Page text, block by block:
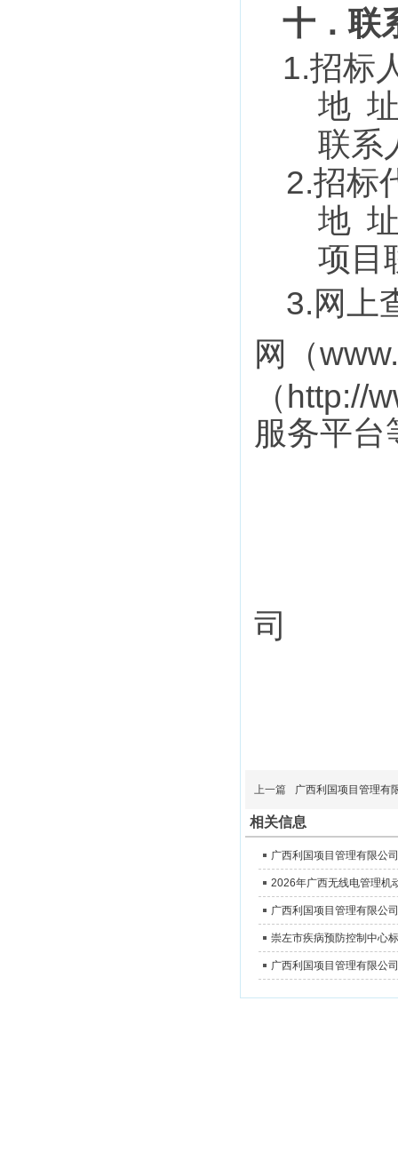
十 ．联
1.招标
地
联系
2.招标
地
项目
3. 网上
网
（
（http://
服务平台
司
上一篇 广西利国项目管理有
相关信息
崇左市疾病预防控制中心